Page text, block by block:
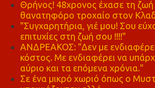
Θρήνος! 48χρονος έχασε τη
θανατηφόρο τροχαίο στον
"Συγχαρητήρια, γιέ μου! Σου
επιτυχίες στη ζωή σου !!!!"
ΑΝΔΡΕΑΚΟΣ: "Δεν με ενδιαφέρει
κόστος. Με ενδιαφέρει να
αύριο και τα επόμενα χρόνια."
Σε ένα μικρό χωριό όπως ο